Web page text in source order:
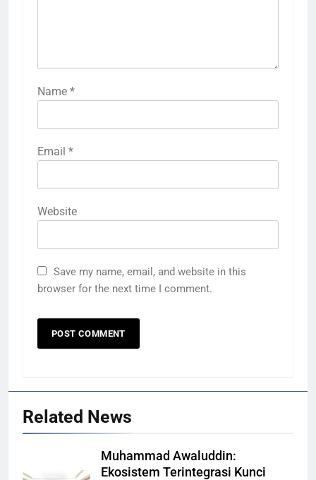
Name *
Email *
Website
Save my name, email, and website in this
browser for the next time I comment.
Related News
Muhammad Awaluddin:
Ekosistem Terintegrasi Kunci